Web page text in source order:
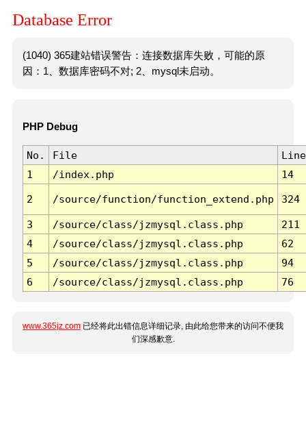
Database Error
(1040) 365建站错误警告：连接数据库失败，可能的原
因：1、数据库密码不对; 2、mysql未启动。
PHP Debug
No. File
Line
1
/index.php 14
2 /source/function/function_extend.php 324
3 /source/class/jzmysql.class.php
211
4
/source/class/jzmysql.class.php
62
5
/source/class/jzmysql.class.php
94
6
/source/class/jzmysql.class.php 76
www.365jz.com 已经将此出错信息详细记录, 由此给您带来的访问不便我
们深感歉意.